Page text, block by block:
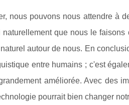
nous pouvons nous attendre à
que nous le
autour de nous. En
entre humains ; c'est
améliorée. Avec des
pourrait bien changer